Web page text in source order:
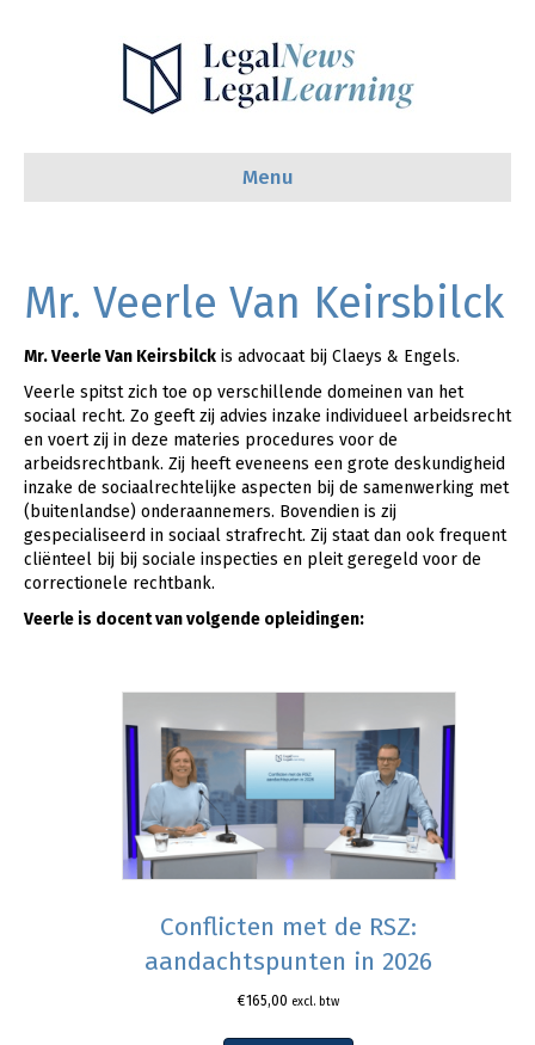
Menu
Mr. Veerle Van Keirsbilck
Mr. Veerle Van Keirsbilck is advocaat bij Claeys & Engels.
Veerle spitst zich toe op verschillende domeinen van het
sociaal recht. Zo geeft zij advies inzake individueel arbeidsrecht
en voert zij in deze materies procedures voor de
arbeidsrechtbank. Zij heeft eveneens een grote deskundigheid
inzake de sociaalrechtelijke aspecten bij de samenwerking met
(buitenlandse) onderaannemers. Bovendien is zij
gespecialiseerd in sociaal strafrecht. Zij staat dan ook frequent
cliënteel bij bij sociale inspecties en pleit geregeld voor de
correctionele rechtbank.
Veerle is docent van volgende opleidingen:
Conflicten met de RSZ:
aandachtspunten in 2026
€165,00 excl. btw